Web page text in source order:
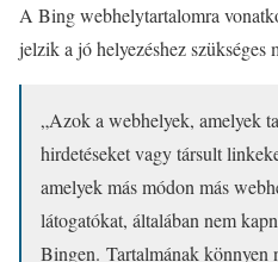
A Bing webhelytartalomra
jelzik a jó helyezéshez szükséges
„Azok a webhelyek, amelyek
hirdetéseket vagy társult
amelyek más módon más
látogatókat, általában nem
Bingen. Tartalmának könnyen